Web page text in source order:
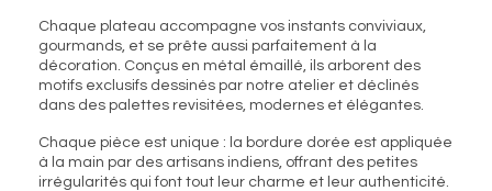
Chaque plateau accompagne vos instants conviviaux,
gourmands, et se prête aussi parfaitement à la
décoration. Conçus en métal émaillé, ils arborent des
motifs exclusifs dessinés par notre atelier et déclinés
dans des palettes revisitées, modernes et élégantes.
Chaque pièce est unique : la bordure dorée est appliquée
à la main par des artisans indiens, offrant des petites
irrégularités qui font tout leur charme et leur authenticité.